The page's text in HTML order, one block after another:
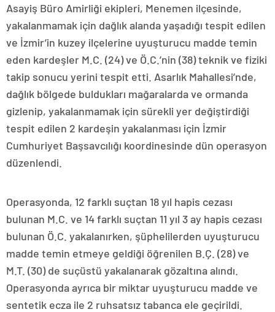
Asayiş Büro Amirliği ekipleri, Menemen ilçesinde,
yakalanmamak için dağlık alanda yaşadığı tespit edilen
ve İzmir’in kuzey ilçelerine uyuşturucu madde temin
eden kardeşler M.C. (24) ve Ö.C.’nin (38) teknik ve fiziki
takip sonucu yerini tespit etti. Asarlık Mahallesi’nde,
dağlık bölgede buldukları mağaralarda ve ormanda
gizlenip, yakalanmamak için sürekli yer değiştirdiği
tespit edilen 2 kardeşin yakalanması için İzmir
Cumhuriyet Başsavcılığı koordinesinde dün operasyon
düzenlendi.
Operasyonda, 12 farklı suçtan 18 yıl hapis cezası
bulunan M.C. ve 14 farklı suçtan 11 yıl 3 ay hapis cezası
bulunan Ö.C. yakalanırken, şüphelilerden uyuşturucu
madde temin etmeye geldiği öğrenilen B.Ç. (28) ve
M.T. (30) de suçüstü yakalanarak gözaltına alındı.
Operasyonda ayrıca bir miktar uyuşturucu madde ve
sentetik ecza ile 2 ruhsatsız tabanca ele geçirildi.